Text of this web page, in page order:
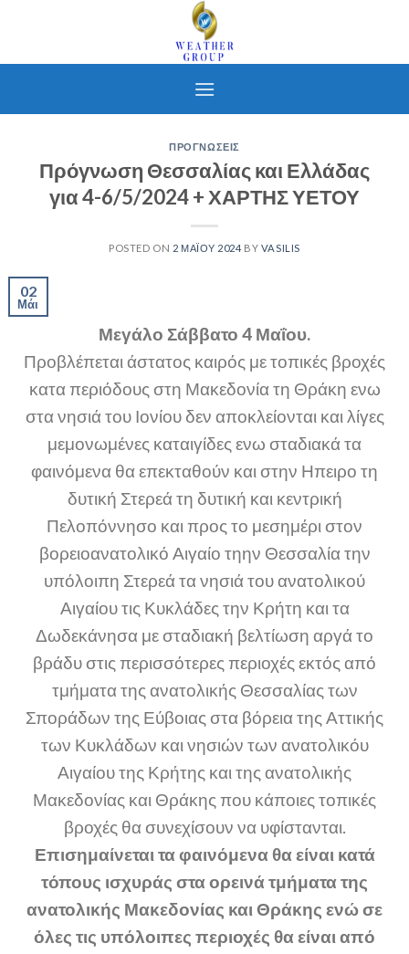
ΠΡΟΓΝΩΣΕΙΣ
Πρόγνωση Θεσσαλίας και Ελλάδας
για 4-6/5/2024 + ΧΑΡΤΗΣ ΥΕΤΟΥ
POSTED ON 2 ΜΑΪ́ΟΥ 2024 BY VASILIS
02
Μάι
Μεγάλο Σάββατο 4 Μαΐου.
Προβλέπεται άστατος καιρός με τοπικές βροχές
κατα περιόδους στη Μακεδονία τη Θράκη ενω
στα νησιά του Ιονίου δεν αποκλείονται και λίγες
μεμονωμένες καταιγίδες ενω σταδιακά τα
φαινόμενα θα επεκταθούν και στην Ηπειρο τη
δυτική Στερεά τη δυτική και κεντρική
Πελοπόννησο και προς το μεσημέρι στον
βορειοανατολικό Αιγαίο τηην Θεσσαλία την
υπόλοιπη Στερεά τα νησιά του ανατολικού
Αιγαίου τις Κυκλάδες την Κρήτη και τα
Δωδεκάνησα με σταδιακή βελτίωση αργά το
βράδυ στις περισσότερες περιοχές εκτός από
τμήματα της ανατολικής Θεσσαλίας των
Σποράδων της Εύβοιας στα βόρεια της Αττικής
των Κυκλάδων και νησιών των ανατολικόυ
Αιγαίου της Κρήτης και της ανατολικής
Μακεδονίας και Θράκης που κάποιες τοπικές
βροχές θα συνεχίσουν να υφίστανται.
Επισημαίνεται τα φαινόμενα θα είναι κατά
τόπους ισχυράς στα ορεινά τμήματα της
ανατολικής Μακεδονίας και Θράκης ενώ σε
όλες τις υπόλοιπες περιοχές θα είναι από